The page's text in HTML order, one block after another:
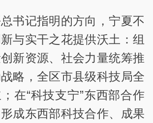
书记指明的方向，宁夏不
与实干之花提供沃土：组
新资源、社会力量统筹推
略，全区市县级科技局全
在“科技支宁”东西部合作
形成东西部科技合作、成果